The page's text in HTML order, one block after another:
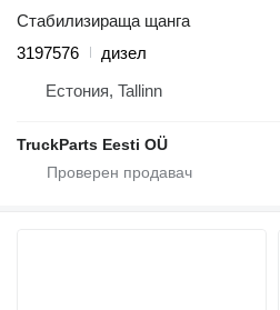
Стабилизираща щанга
3197576
дизел
Естония, Tallinn
TruckParts Eesti OÜ